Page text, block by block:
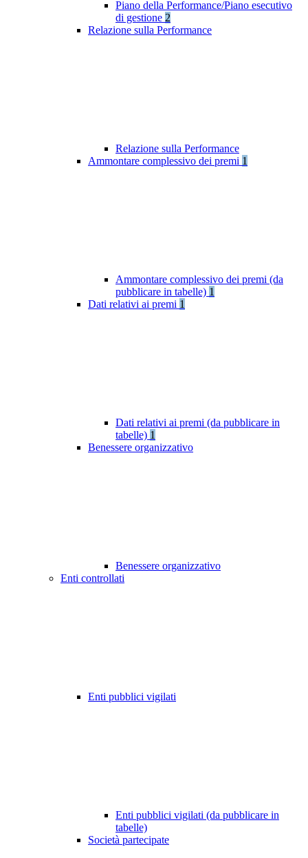
Piano della Performance/Piano esecutivo
di gestione 2
Relazione sulla Performance
Relazione sulla Performance
Ammontare complessivo dei premi 1
Ammontare complessivo dei premi (da
pubblicare in tabelle) 1
Dati relativi ai premi 1
Dati relativi ai premi (da pubblicare in
tabelle) 1
Benessere organizzativo
Benessere organizzativo
Enti controllati
Enti pubblici vigilati
Enti pubblici vigilati (da pubblicare in
tabelle)
Società partecipate